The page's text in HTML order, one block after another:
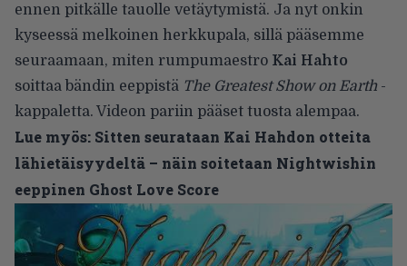
ennen pitkälle tauolle vetäytymistä. Ja nyt onkin
kyseessä melkoinen herkkupala, sillä pääsemme
seuraamaan, miten rumpumaestro Kai Hahto
soittaa bändin eeppistä The Greatest Show on Earth -
kappaletta. Videon pariin pääset tuosta alempaa.
Lue myös: Sitten seurataan Kai Hahdon otteita
lähietäisyydeltä – näin soitetaan Nightwishin
eeppinen Ghost Love Score